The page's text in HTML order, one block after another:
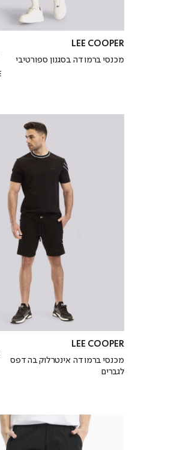
LEE COOPER
מכנסי ברמודה בסגנון ספורטיבי
LEE COOPER
מכנסי ברמודה אינטרלוק בהדפס
לגברים